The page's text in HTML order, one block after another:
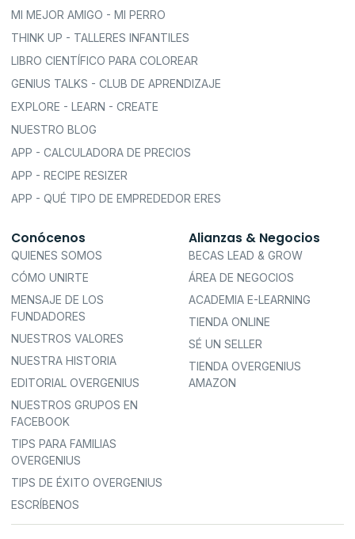
MI MEJOR AMIGO - MI PERRO
THINK UP - TALLERES INFANTILES
LIBRO CIENTÍFICO PARA COLOREAR
GENIUS TALKS - CLUB DE APRENDIZAJE
EXPLORE - LEARN - CREATE
NUESTRO BLOG
APP - CALCULADORA DE PRECIOS
APP - RECIPE RESIZER
APP - QUÉ TIPO DE EMPREDEDOR ERES
Conócenos
QUIENES SOMOS
CÓMO UNIRTE
MENSAJE DE LOS
FUNDADORES
NUESTROS VALORES
NUESTRA HISTORIA
EDITORIAL OVERGENIUS
NUESTROS GRUPOS EN
FACEBOOK
TIPS PARA FAMILIAS
OVERGENIUS
TIPS DE ÉXITO OVERGENIUS
ESCRÍBENOS
Alianzas & Negocios
BECAS LEAD & GROW
ÁREA DE NEGOCIOS
ACADEMIA E-LEARNING
TIENDA ONLINE
SÉ UN SELLER
TIENDA OVERGENIUS
AMAZON